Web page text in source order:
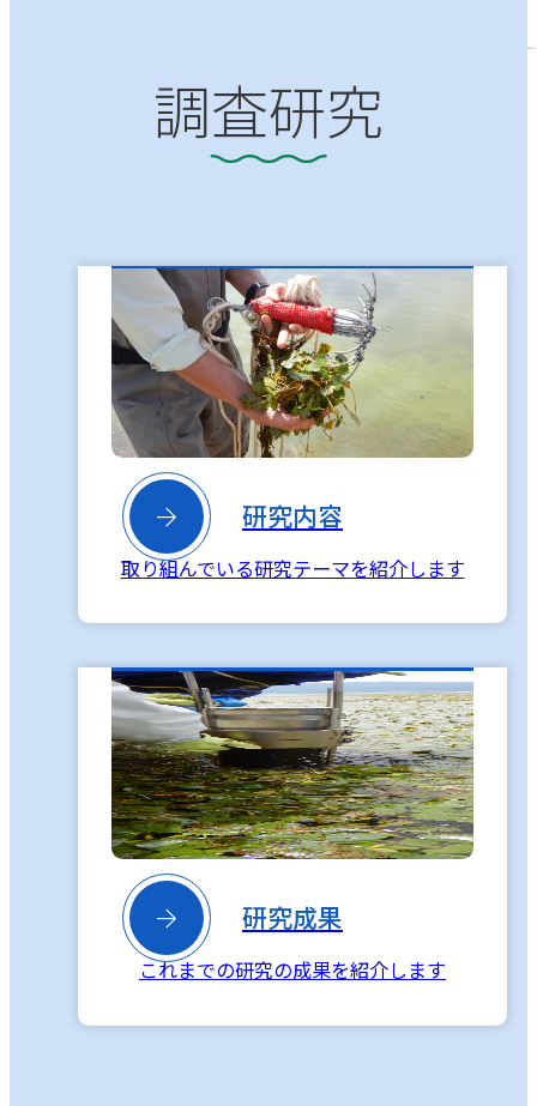
調査研究
 研究内容
取り組んでいる研究テーマを紹介します
 研究成果
これまでの研究の成果を紹介します